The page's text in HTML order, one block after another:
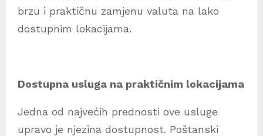
brzu i praktičnu zamjenu valuta na lako
dostupnim lokacijama.
Dostupna usluga na praktičnim lokacijama
Jedna od najvećih prednosti ove usluge
upravo je njezina dostupnost. Poštanski